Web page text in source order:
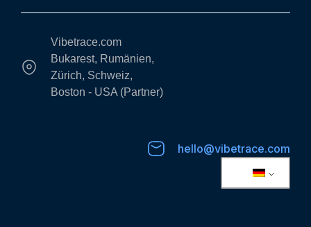
Vibetrace.com
Bukarest, Rumänien,
Zürich, Schweiz,
Boston - USA (Partner)
hello@vibetrace.com